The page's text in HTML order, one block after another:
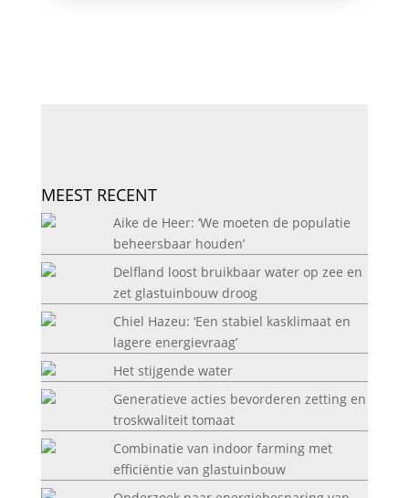
MEEST RECENT
Aike de Heer: ‘We moeten de populatie
beheersbaar houden’
Delfland loost bruikbaar water op zee en
zet glastuinbouw droog
Chiel Hazeu: ‘Een stabiel kasklimaat en
lagere energievraag’
Het stijgende water
Generatieve acties bevorderen zetting en
troskwaliteit tomaat
Combinatie van indoor farming met
efficiëntie van glastuinbouw